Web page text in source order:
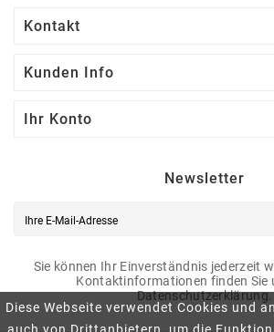
Diese Webseite verwendet Cookies und
Kontakt
Kunden Info
Ihr Konto
Newsletter
Sie können Ihr Einverständnis jederzeit
Kontaktinformationen finden Sie
Datenschutzerklärung.